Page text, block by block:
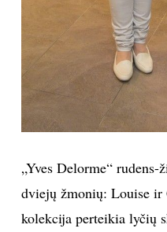
„Yves Delorme“
dviejų žmonių: Louise ir
kolekcija perteikia lyčių